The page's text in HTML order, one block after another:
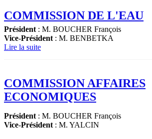
COMMISSION DE L'EAU
Président : M. BOUCHER François
Vice-Président : M. BENBETKA
Lire la suite
COMMISSION AFFAIRES
ECONOMIQUES
Président : M. BOUCHER François
Vice-Président : M. YALCIN